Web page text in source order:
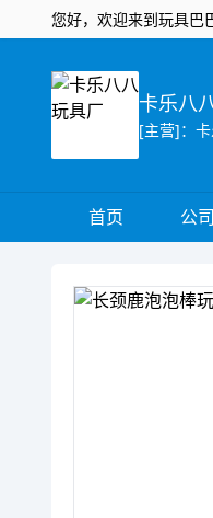
您好，欢迎来到玩具巴
卡乐八
首页 公